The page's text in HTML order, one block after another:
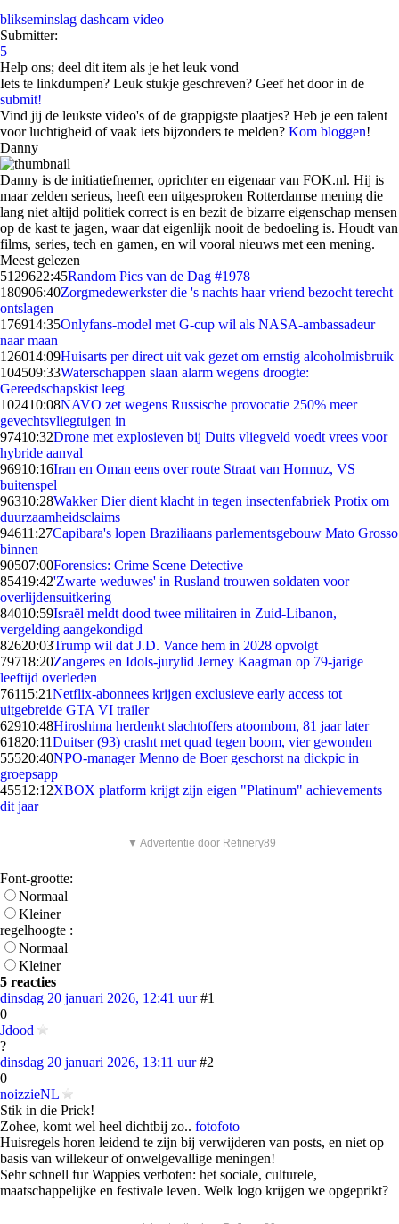
blikseminslag dashcam video
Submitter:
5
Help ons; deel dit item als je het leuk vond
Iets te linkdumpen? Leuk stukje geschreven? Geef het door in de
submit!
Vind jij de leukste video's of de grappigste plaatjes? Heb je een talent
voor luchtigheid of vaak iets bijzonders te melden? Kom bloggen!
Danny
Danny is de initiatiefnemer, oprichter en eigenaar van FOK.nl. Hij is
maar zelden serieus, heeft een uitgesproken Rotterdamse mening die
lang niet altijd politiek correct is en bezit de bizarre eigenschap mensen
op de kast te jagen, waar dat eigenlijk nooit de bedoeling is. Houdt van
films, series, tech en gamen, en wil vooral nieuws met een mening.
Meest gelezen
5129622:45Random Pics van de Dag #1978
180906:40Zorgmedewerkster die 's nachts haar vriend bezocht terecht
ontslagen
176914:35Onlyfans-model met G-cup wil als NASA-ambassadeur
naar maan
126014:09Huisarts per direct uit vak gezet om ernstig alcoholmisbruik
104509:33Waterschappen slaan alarm wegens droogte:
Gereedschapskist leeg
102410:08NAVO zet wegens Russische provocatie 250% meer
gevechtsvliegtuigen in
97410:32Drone met explosieven bij Duits vliegveld voedt vrees voor
hybride aanval
96910:16Iran en Oman eens over route Straat van Hormuz, VS
buitenspel
96310:28Wakker Dier dient klacht in tegen insectenfabriek Protix om
duurzaamheidsclaims
94611:27Capibara's lopen Braziliaans parlementsgebouw Mato Grosso
binnen
90507:00Forensics: Crime Scene Detective
85419:42'Zwarte weduwes' in Rusland trouwen soldaten voor
overlijdensuitkering
84010:59Israël meldt dood twee militairen in Zuid-Libanon,
vergelding aangekondigd
82620:03Trump wil dat J.D. Vance hem in 2028 opvolgt
79718:20Zangeres en Idols-jurylid Jerney Kaagman op 79-jarige
leeftijd overleden
76115:21Netflix-abonnees krijgen exclusieve early access tot
uitgebreide GTA VI trailer
62910:48Hiroshima herdenkt slachtoffers atoombom, 81 jaar later
61820:11Duitser (93) crasht met quad tegen boom, vier gewonden
55520:40NPO-manager Menno de Boer geschorst na dickpic in
groepsapp
45512:12XBOX platform krijgt zijn eigen "Platinum" achievements
dit jaar
▼ Advertentie door Refinery89
Font-grootte:
Normaal
Kleiner
regelhoogte :
Normaal
Kleiner
5 reacties
dinsdag 20 januari 2026, 12:41 uur #1
0
Jdood
?
dinsdag 20 januari 2026, 13:11 uur #2
0
noizzieNL
Stik in die Prick!
Zohee, komt wel heel dichtbij zo.. fotofoto
Huisregels horen leidend te zijn bij verwijderen van posts, en niet op
basis van willekeur of onwelgevallige meningen!
Sehr schnell fur Wappies verboten: het sociale, culturele,
maatschappelijke en festivale leven. Welk logo krijgen we opgeprikt?